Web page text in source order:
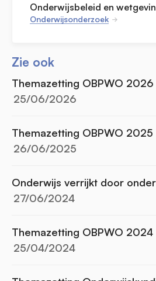
Onderwijsbeleid en
Onderwijsonderzoek
Zie ook
Themazetting OBPWO 2026
25/06/2026
Themazetting OBPWO 2025
26/06/2025
Onderwijs verrijkt door
27/06/2024
Themazetting OBPWO 2024
25/04/2024